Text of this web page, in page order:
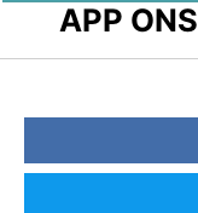
APP